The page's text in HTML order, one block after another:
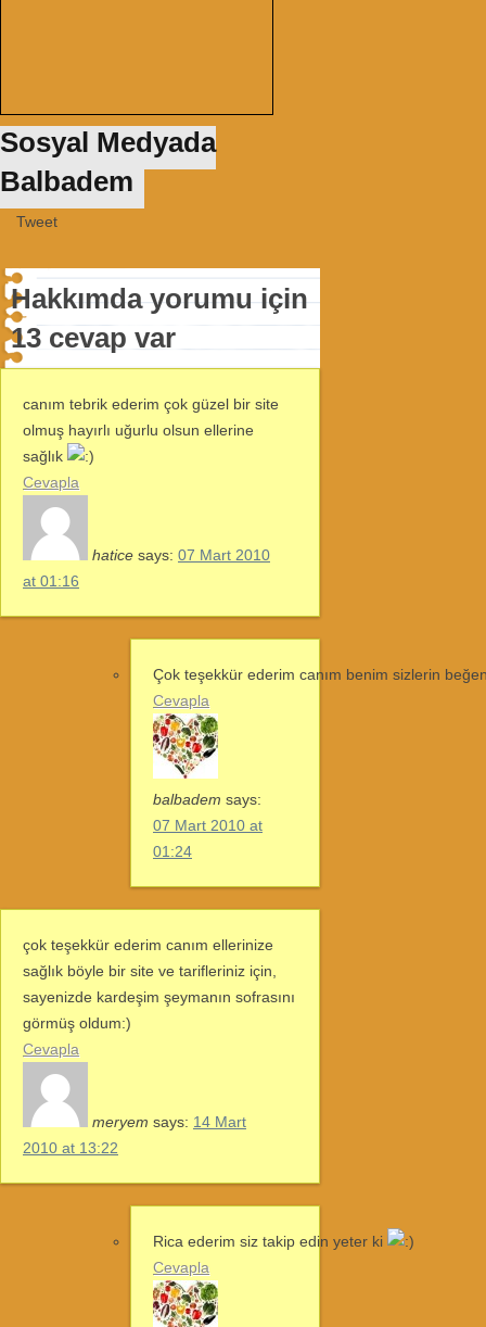
Sosyal Medyada
Balbadem
Tweet
Hakkımda yorumu için
13 cevap var
canım tebrik ederim çok güzel bir site
olmuş hayırlı uğurlu olsun ellerine
sağlık
Cevapla
hatice says: 07 Mart 2010
at 01:16
Çok teşekkür ederim canım benim sizlerin
Cevapla
balbadem says:
07 Mart 2010 at
01:24
çok teşekkür ederim canım ellerinize
sağlık böyle bir site ve tarifleriniz için,
sayenizde kardeşim şeymanın sofrasını
görmüş oldum:)
Cevapla
meryem says: 14 Mart
2010 at 13:22
Rica ederim siz takip edin yeter ki
Cevapla